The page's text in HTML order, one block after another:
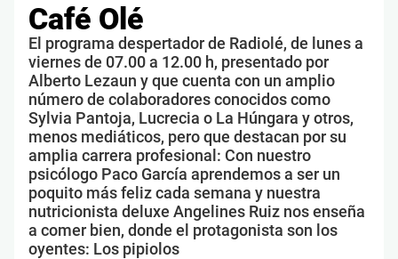
Café Olé
El programa despertador de Radiolé, de lunes a
viernes de 07.00 a 12.00 h, presentado por
Alberto Lezaun y que cuenta con un amplio
número de colaboradores conocidos como
Sylvia Pantoja, Lucrecia o La Húngara y otros,
menos mediáticos, pero que destacan por su
amplia carrera profesional: Con nuestro
psicólogo Paco García aprendemos a ser un
poquito más feliz cada semana y nuestra
nutricionista deluxe Angelines Ruiz nos enseña
a comer bien, donde el protagonista son los
oyentes: Los pipiolos